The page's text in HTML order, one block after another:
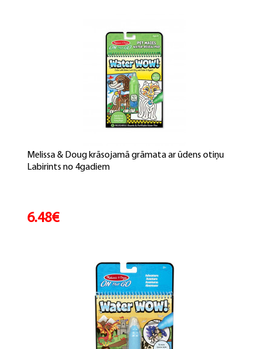
Melissa & Doug krāsojamā grāmata ar ūdens otiņu
Labirints no 4gadiem
6.48€